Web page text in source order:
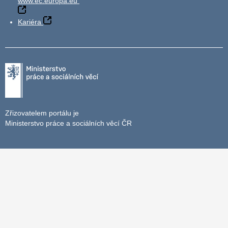
Kariéra
Zřizovatelem portálu je
Ministerstvo práce a sociálních věcí ČR